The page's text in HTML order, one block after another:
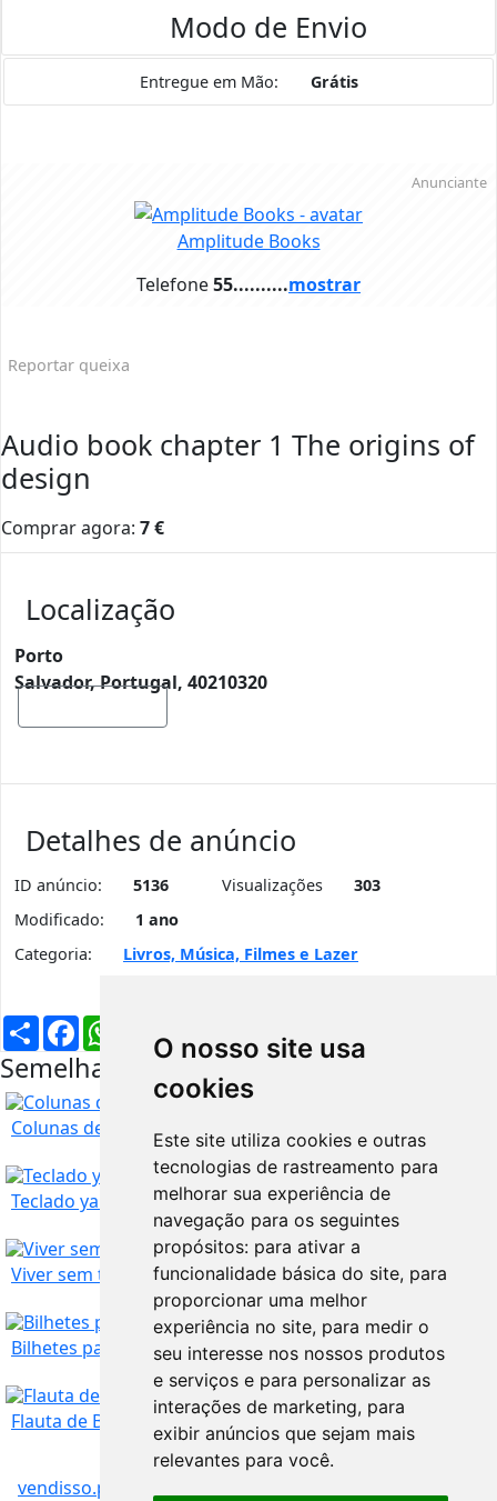
O nosso site usa
cookies
Este site utiliza cookies e outras
tecnologias de rastreamento para
melhorar sua experiência de
navegação para os seguintes
propósitos: para ativar a
funcionalidade básica do site, para
proporcionar uma melhor
experiência no site, para medir o
seu interesse nos nossos produtos
e serviços e para personalizar as
interações de marketing, para
exibir anúncios que sejam mais
relevantes para você.
Modo de Envio
Entregue em Mão: Grátis
Telefone55..........mostrar
Anunciante
Amplitude Books
Reportar queixa
Audio book chapter 1 The origins of
design
Comprar agora: 7€
Localização
Porto
Salvador, Portugal, 40210320
Detalhes de anúncio
ID anúncio: 5136 Visualizações
303
Modificado:
1 ano
Categoria:
Livros, Música, Filmes e Lazer
PartilharFacebook
Semelhantes na mesma região
Colunas de som de cinema
Porto 172
Teclado yamsha psr e 473
Comprar agora:
Viver sem ti
Porto Comprar agora:
Bilhetes para Marilia Mendonça
30
Flauta de Bisel Hohner - Nova - Para a Escola
SUPER OFERTA
vendisso.pt